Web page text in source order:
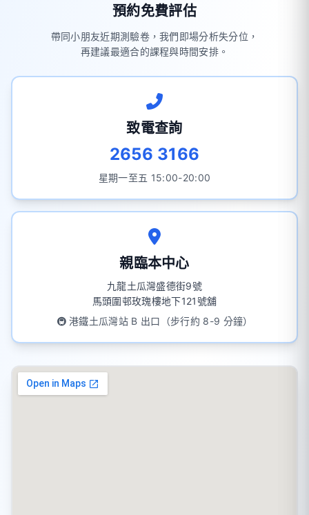
預約免費評估
帶同小朋友近期測驗卷，我們即場分析失分位，
再建議最適合的課程與時間安排。
致電查詢
2656 3166
星期一至五 15:00-20:00
親臨本中心
九龍土瓜灣盛德街9號
馬頭圍邨玫瑰樓地下121號舖
🚇 港鐵土瓜灣站 B 出口（步行約 8-9 分鐘）